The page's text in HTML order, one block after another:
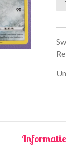
Informatie